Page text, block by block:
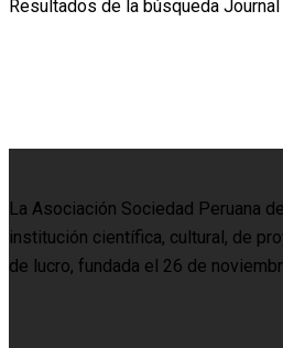
Resultados de la búsqueda
La Asociación Sociedad Peruana
institución científica, cultural, de
de lucro, fundada el 26 de